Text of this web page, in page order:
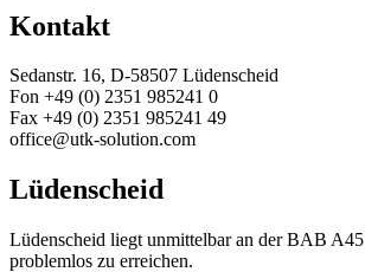
Kontakt
Sedanstr. 16, D-58507 Lüdenscheid
Fon +49 (0) 2351 985241 0
Fax +49 (0) 2351 985241 49
office@utk-solution.com
Lüdenscheid
Lüdenscheid liegt unmittelbar an der BAB
problemlos zu erreichen.